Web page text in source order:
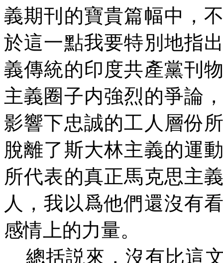
義期刊的寶貴篇幅中，
於這一點我要特別地指
義傳統的印度共產黨刊
主義圈子内強烈的爭論
影響下忠誠的工人層份
脫離了斯大林主義的運
所代表的真正馬克思主
人，我以爲他們還沒有
感情上的力量。
總括説來，沒有比這